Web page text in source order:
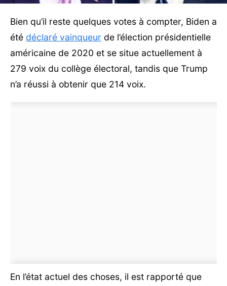
Bien qu’il reste quelques votes à compter, Biden a
été déclaré vainqueur de l’élection présidentielle
américaine de 2020 et se situe actuellement à
279 voix du collège électoral, tandis que Trump
n’a réussi à obtenir que 214 voix.
En l’état actuel des choses, il est rapporté que